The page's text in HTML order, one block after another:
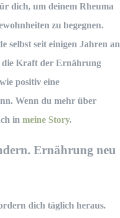
dich, um deinem Rheuma
zu begegnen.
selbst seit einigen Jahren an
die Kraft der Ernährung
positiv eine
Wenn du mehr über
in meine Story.
Ernährung neu
dich täglich heraus.